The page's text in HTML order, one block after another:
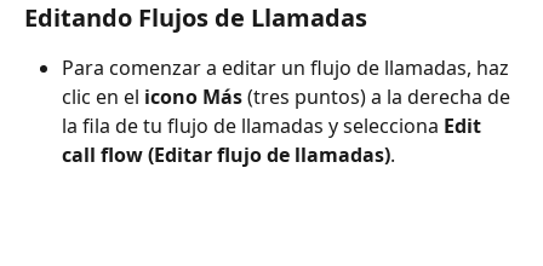
Editando Flujos de Llamadas
Para comenzar a editar un flujo de llamadas, haz
clic en el icono Más (tres puntos) a la derecha de
la fila de tu flujo de llamadas y selecciona Edit
call flow (Editar flujo de llamadas).